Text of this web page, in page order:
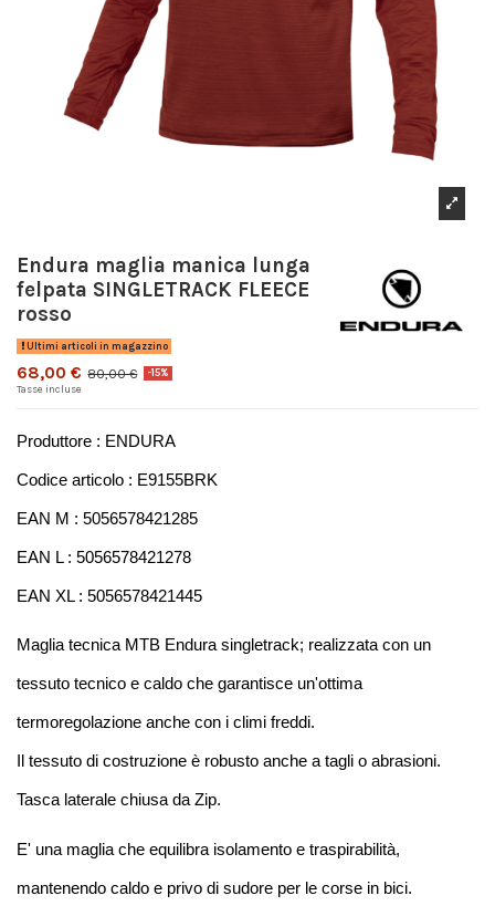
Endura maglia manica lunga
felpata SINGLETRACK FLEECE
rosso
Ultimi articoli in magazzino
68,00 € 80,00 € -15%
Tasse incluse
Produttore : ENDURA
Codice articolo : E9155BRK
EAN M : 5056578421285
EAN L : 5056578421278
EAN XL : 5056578421445
Maglia tecnica MTB Endura singletrack; realizzata con un
tessuto tecnico e caldo che garantisce un'ottima
termoregolazione anche con i climi freddi.
Il tessuto di costruzione è robusto anche a tagli o abrasioni.
Tasca laterale chiusa da Zip.
E' una maglia che equilibra isolamento e traspirabilità,
mantenendo caldo e privo di sudore per le corse in bici.